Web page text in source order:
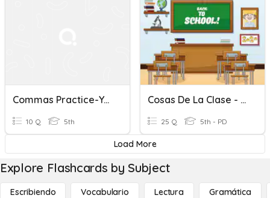
Commas Practice-Yes/No/Direct Address/Tags
10 Q 5th
Cosas De La Clase - Nivel Elemental
25 Q 5th - PD
Load More
Explore Flashcards by Subject
Escribiendo Vocabulario Lectura Gramática